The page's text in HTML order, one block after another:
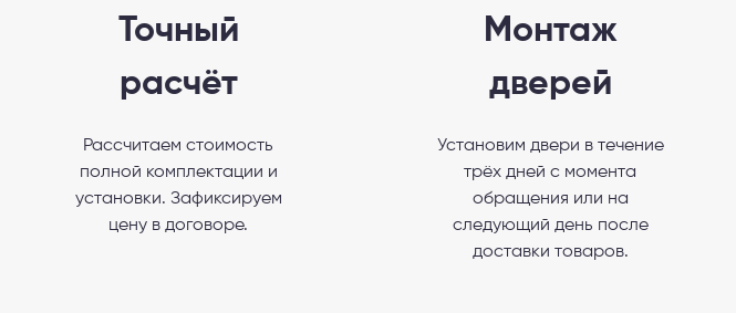
Точный
расчёт
Рассчитаем стоимость
полной комплектации и
установки. Зафиксируем
цену в договоре.
Монтаж
дверей
Установим двери в течение
трёх дней с момента
обращения или на
следующий день после
доставки товаров.
MAX
согласие на обработку персональных